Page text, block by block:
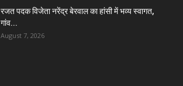
रजत पदक विजेता नरेंद्र बेरवाल का हांसी में भव्य स्वागत,
गांव...
August 7, 2026